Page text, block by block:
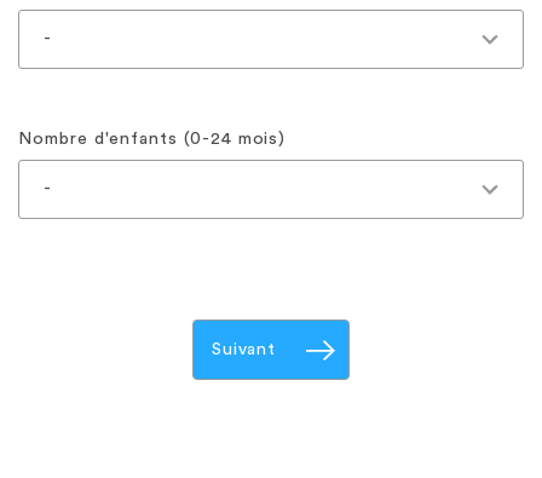
Nombre d'enfants (0-24 mois)
Suivant